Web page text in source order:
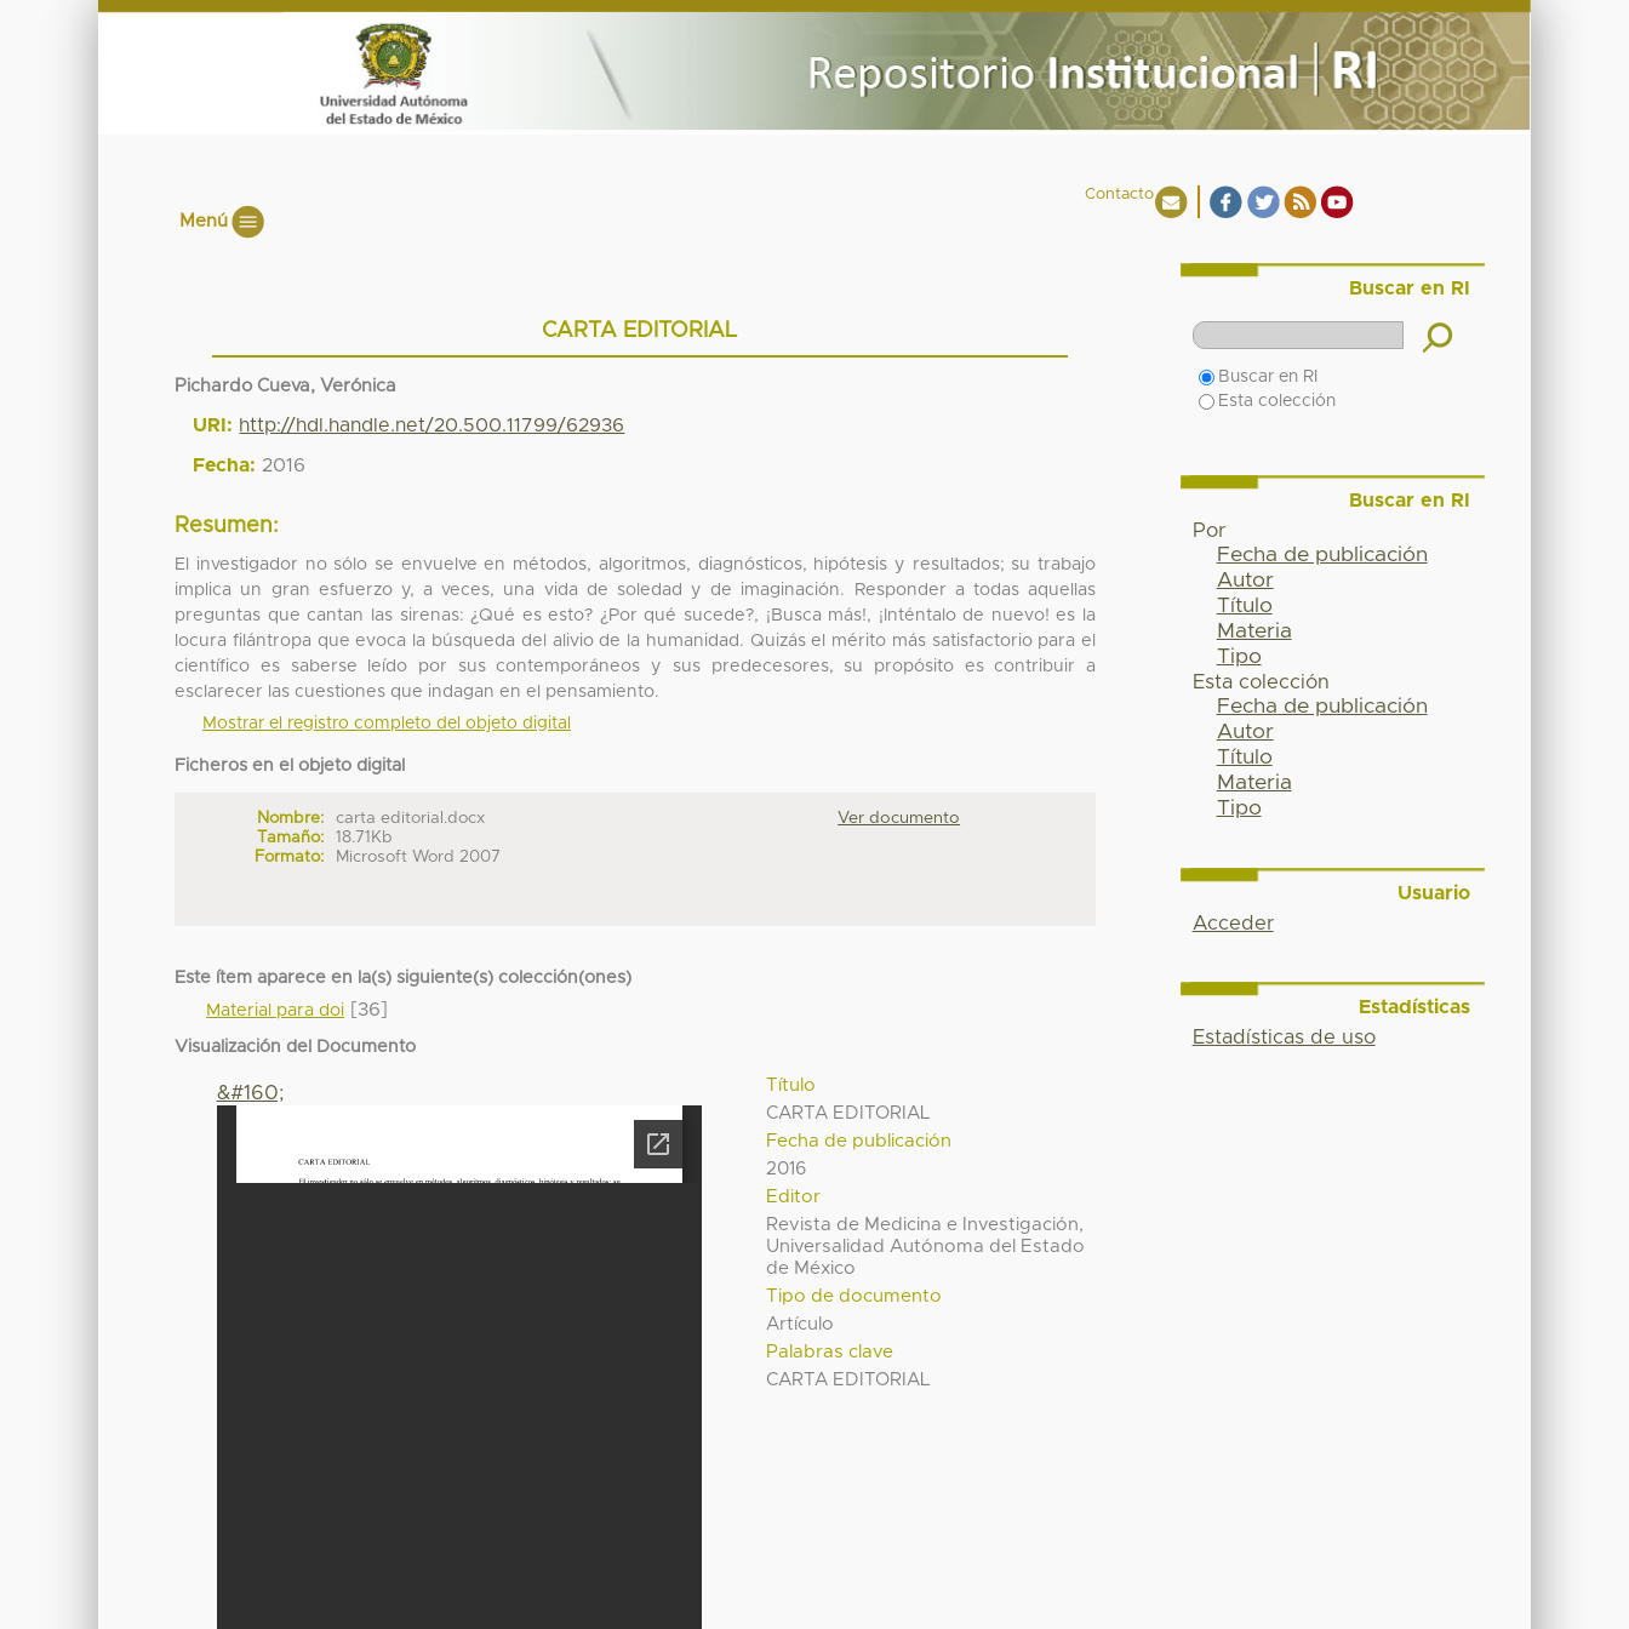
Contacto
Menú
CARTA EDITORIAL
Pichardo Cueva, Verónica
URI: http://hdl.handle.net/20.500.11799/62936
Fecha: 2016
Resumen:
El investigador no sólo se envuelve en métodos, algoritmos, diagnósticos, hipótesis y resultados; su trabajo
implica un gran esfuerzo y, a veces, una vida de soledad y de imaginación. Responder a todas aquellas
preguntas que cantan las sirenas: ¿Qué es esto? ¿Por qué sucede?, ¡Busca más!, ¡Inténtalo de nuevo! es la
locura filántropa que evoca la búsqueda del alivio de la humanidad. Quizás el mérito más satisfactorio para el
científico es saberse leído por sus contemporáneos y sus predecesores, su propósito es contribuir a
esclarecer las cuestiones que indagan en el pensamiento.
Mostrar el registro completo del objeto digital
Ficheros en el objeto digital
Nombre:
carta editorial.docx
Tamaño:
18.71Kb
Formato:
Microsoft Word 2007
Ver documento
Este ítem aparece en la(s) siguiente(s) colección(ones)
Material para doi [36]
Visualización del Documento
Título
CARTA EDITORIAL
Fecha de publicación
2016
Editor
Revista de Medicina e Investigación,
Universalidad Autónoma del Estado
de México
Tipo de documento
Artículo
Palabras clave
CARTA EDITORIAL
&#160;
Buscar en RI
Buscar en RI
Esta colección
Buscar en RI
Por
Fecha de publicación
Autor
Título
Materia
Tipo
Esta colección
Fecha de publicación
Autor
Título
Materia
Tipo
Usuario
Acceder
Estadísticas
Estadísticas de uso